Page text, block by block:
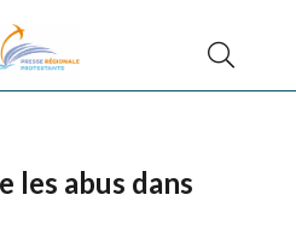
abus dans